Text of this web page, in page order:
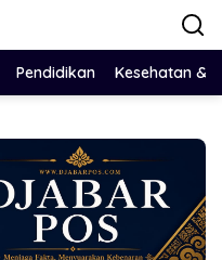
Pendidikan Kesehatan &